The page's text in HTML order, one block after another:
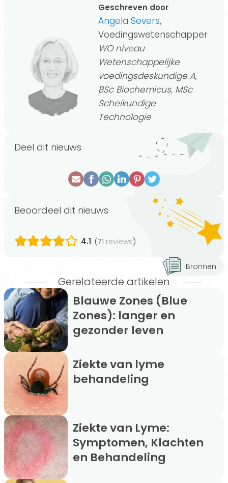
Geschreven door
Angela Severs,
Voedingswetenschapper
WO niveau
Wetenschappelijke
voedingsdeskundige A,
BSc Biochemicus, MSc
Scheikundige
Technologie
Deel dit nieuws
Beoordeel dit nieuws
4.1 (71 reviews)
Bronnen
Gerelateerde artikelen
Blauwe Zones (Blue
Zones): langer en
gezonder leven
Ziekte van lyme
behandeling
Ziekte van Lyme:
Symptomen, Klachten
en Behandeling